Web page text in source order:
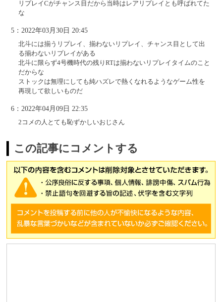
リプレイCがチャンス目だから当時はレアリプレイとも呼ばれてた
な
5：2022年03月30日 20:45
北斗には揃うリプレイ、揃わないリプレイ、チャンス目として出
る揃わないリプレイがある
北斗に限らず4号機時代の残りRTは揃わないリプレイタイムのこと
だからな
ストックは無理にしても純ハズレで熱くなれるようなゲーム性を
再現して欲しいものだ
6：2022年04月09日 22:35
2コメの人とても恥ずかしいおじさん
この記事にコメントする